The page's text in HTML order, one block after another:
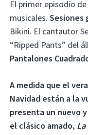
El primer episodio
musicales. Sesiones
Bikini. El cantautor
“Ripped Pants” del
Pantalones
A medida que el
Navidad están a la
presenta un nuevo
el clásico amado,